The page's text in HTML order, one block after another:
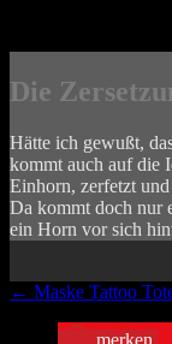
Die
Hätte ich gewußt,
kommt auch auf die
Einhorn, zerfetzt
Da kommt doch nur
ein Horn vor sich
← Maske Tattoo
merken